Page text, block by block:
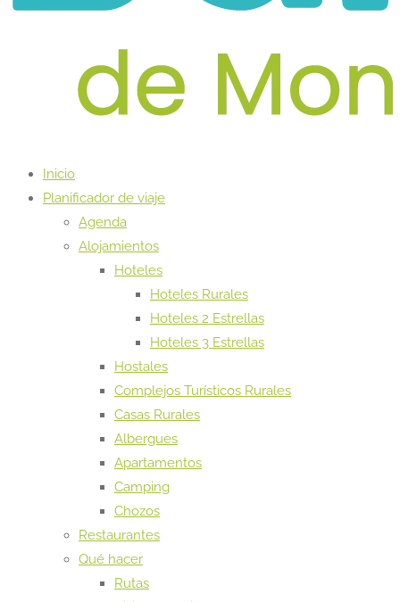
Inicio
Planificador de viaje
Agenda
Alojamientos
Hoteles
Hoteles Rurales
Hoteles 2 Estrellas
Hoteles 3 Estrellas
Hostales
Complejos Turísticos Rurales
Casas Rurales
Albergues
Apartamentos
Camping
Chozos
Restaurantes
Qué hacer
Rutas